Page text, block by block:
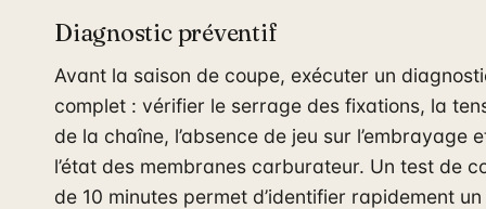
Diagnostic préventif
Avant la saison de coupe, exécuter un
complet : vérifier le serrage des fixations, la
de la chaîne, l’absence de jeu sur l’embrayage
l’état des membranes carburateur. Un test de
de 10 minutes permet d’identifier rapidement un